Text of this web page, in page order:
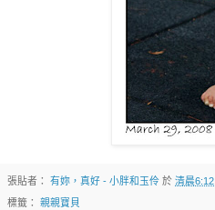
張貼者： 有妳，真好 - 小胖和玉伶 於 清晨6:12
標籤： 親親寶貝